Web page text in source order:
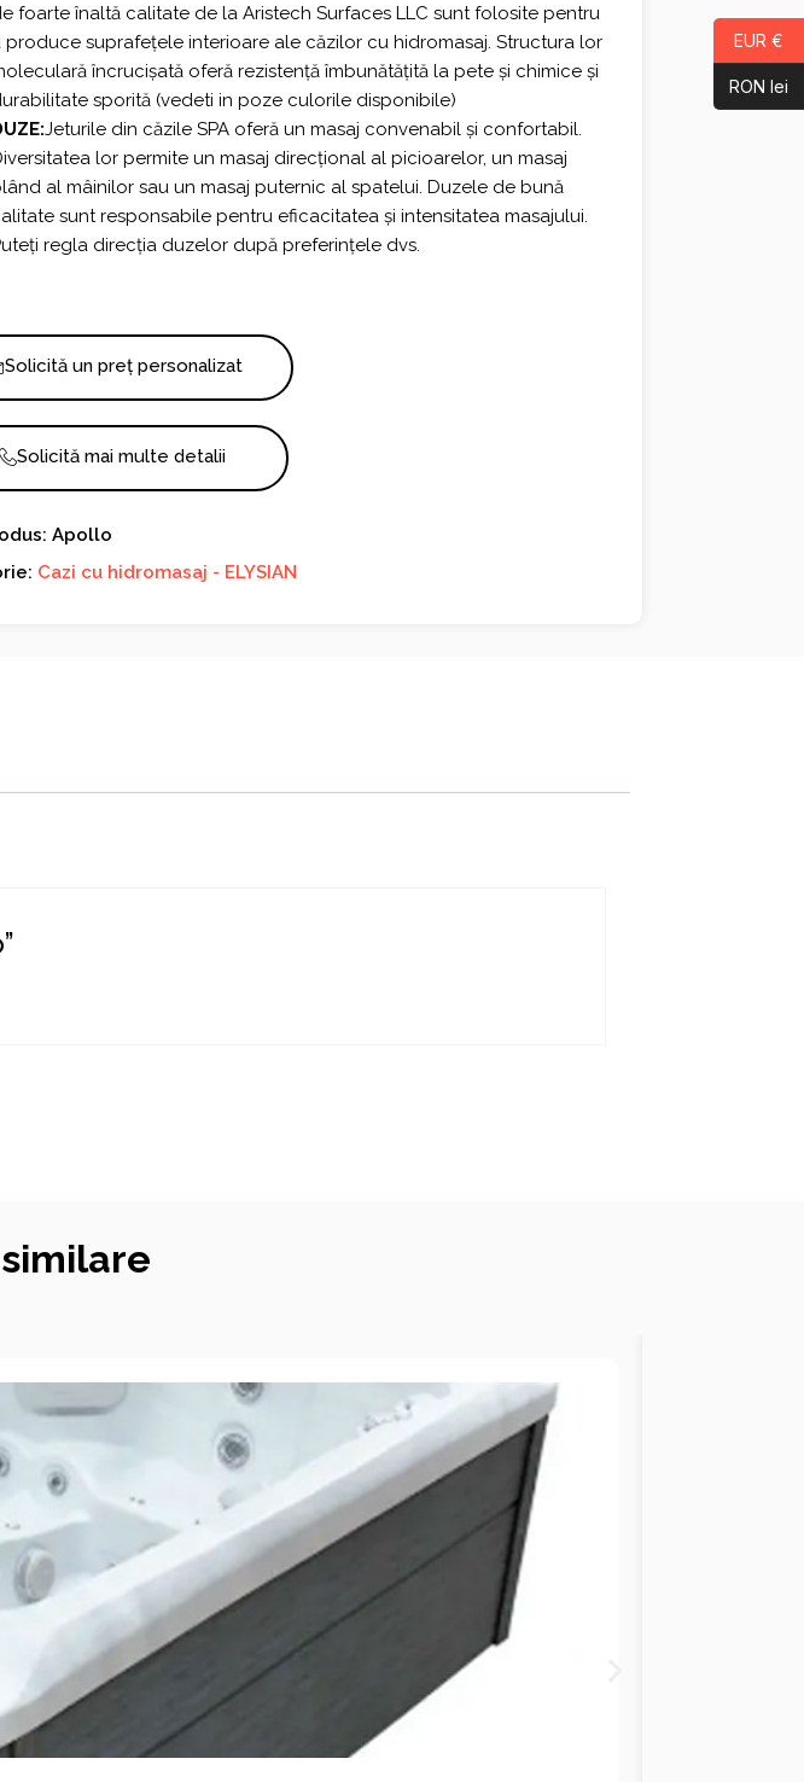
foarte înaltă calitate de la Aristech Surfaces LLC sunt folosite pentru
produce suprafețele interioare ale căzilor cu hidromasaj. Structura lor
încrucișată oferă rezistență îmbunătățită la pete și chimice și
sporită (vedeti in poze culorile disponibile)
Jeturile din căzile SPA oferă un masaj convenabil și confortabil.
lor permite un masaj direcțional al picioarelor, un masaj
al mâinilor sau un masaj puternic al spatelui. Duzele de bună
sunt responsabile pentru eficacitatea și intensitatea masajului.
regla direcția duzelor după preferințele dvs.
Solicită un preț personalizat
Solicită mai multe detalii
Apollo
Cazi cu hidromasaj - ELYSIAN
EUR €
RON lei